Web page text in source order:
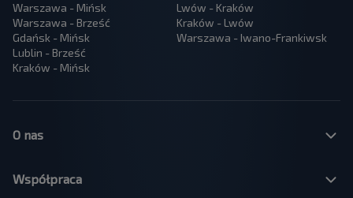
Warszawa - Mińsk
Warszawa - Brześć
Gdańsk - Mińsk
Lublin - Brześć
Kraków - Mińsk
Lwów - Kraków
Kraków - Lwów
Warszawa - Iwano-Frankiwsk
O nas
Współpraca